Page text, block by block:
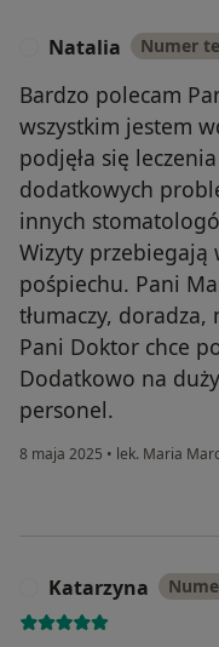
Natalia Numer
Bardzo polecam
wszystkim jestem
podjęła się
dodatkowych
innych
Wizyty przebiegają
pośpiechu. Pani
tłumaczy,
Pani Doktor chce
Dodatkowo na
personel.
8 maja 2025 • lek. Maria
Katarzyna